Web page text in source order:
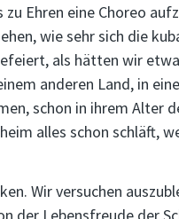
Ehren eine Choreo
wie sehr sich die
als hätten wir
anderen Land, in
schon in ihrem Alter
alles schon schläft,
Wir versuchen